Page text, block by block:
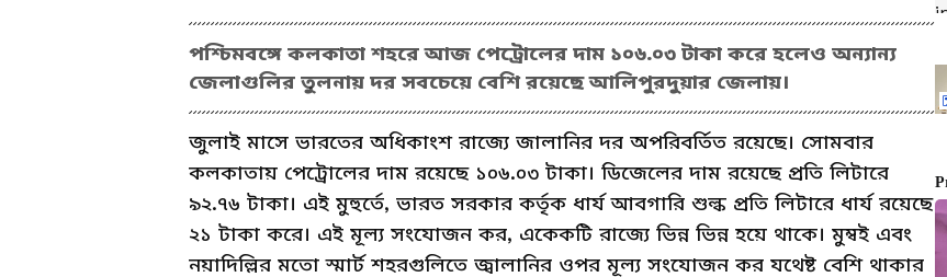
পশ্চিমবঙ্গে কলকাতা শহরে আজ পেট্রোলের দাম ১০৬.০৩ টাকা করে হলেও অন্যান্য
জেলাগুলির তুলনায় দর সবচেয়ে বেশি রয়েছে আলিপুরদুয়ার জেলায়।
জুলাই মাসে ভারতের অধিকাংশ রাজ্যে জালানির দর অপরিবর্তিত রয়েছে। সোমবার
কলকাতায় পেট্রোলের দাম রয়েছে ১০৬.০৩ টাকা। ডিজেলের দাম রয়েছে প্রতি লিটারে
৯২.৭৬ টাকা। এই মুহুর্তে, ভারত সরকার কর্তৃক ধার্য আবগারি শুল্ক প্রতি লিটারে ধার্য রয়েছে
২১ টাকা করে। এই মূল্য সংযোজন কর, একেকটি রাজ্যে ভিন্ন ভিন্ন হয়ে থাকে। মুম্বই এবং
নয়াদিল্লির মতো স্মার্ট শহরগুলিতে জ্বালানির ওপর মূল্য সংযোজন কর যথেষ্ট বেশি থাকার